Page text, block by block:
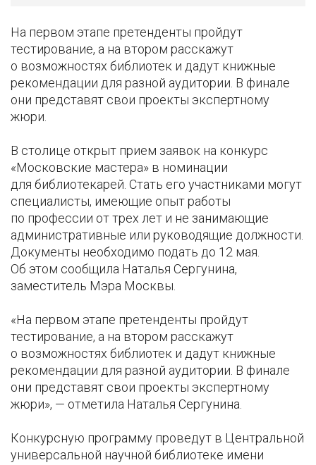
На первом этапе претенденты пройдут
тестирование, а на втором расскажут
о возможностях библиотек и дадут книжные
рекомендации для разной аудитории. В финале
они представят свои проекты экспертному
жюри.
В столице открыт прием заявок на конкурс
«Московские мастера» в номинации
для библиотекарей. Стать его участниками могут
специалисты, имеющие опыт работы
по профессии от трех лет и не занимающие
административные или руководящие должности.
Документы необходимо подать до 12 мая.
Об этом сообщила Наталья Сергунина,
заместитель Мэра Москвы.
«На первом этапе претенденты пройдут
тестирование, а на втором расскажут
о возможностях библиотек и дадут книжные
рекомендации для разной аудитории. В финале
они представят свои проекты экспертному
жюри», — отметила Наталья Сергунина.
Конкурсную программу проведут в Центральной
универсальной научной библиотеке имени